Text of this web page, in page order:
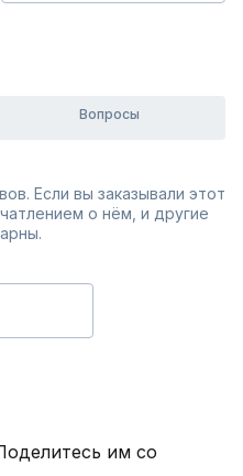
Вопросы
Если вы заказывали этот
о нём, и другие
им со